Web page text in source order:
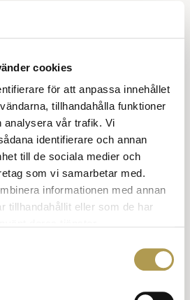
cookies
för att anpassa innehållet
tillhandahålla funktioner
analysera vår trafik. Vi
identifierare och annan
till de sociala medier och
som vi samarbetar med.
informationen med annan
tillhandahållit eller som de har
och frack
och aftonklänning
för honom
Smoking eller aftonklänning
och klänning